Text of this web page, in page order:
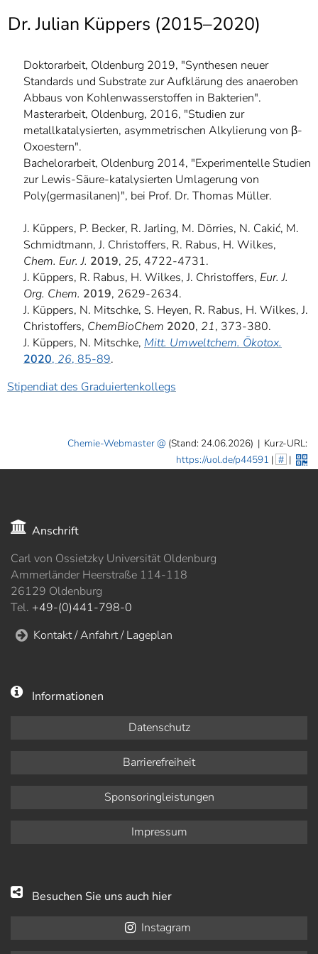
Informationen zur
Barrierefreiheit
Dr. Julian Küppers (2015–2020)
Doktorarbeit, Oldenburg 2019, "Synthesen neuer
Standards und Substrate zur Aufklärung des anaeroben
Abbaus von Kohlenwasserstoffen in Bakterien".
Masterarbeit, Oldenburg, 2016, "Studien zur
metallkatalysierten, asymmetrischen Alkylierung von β-
Oxoestern".
Bachelorarbeit, Oldenburg 2014, "Experimentelle Studien
zur Lewis-Säure-katalysierten Umlagerung von
Poly(germasilanen)", bei Prof. Dr. Thomas Müller.
J. Küppers, P. Becker, R. Jarling, M. Dörries, N. Cakić, M.
Schmidtmann, J. Christoffers, R. Rabus, H. Wilkes,
Chem. Eur. J. 2019, 25, 4722-4731.
J. Küppers, R. Rabus, H. Wilkes, J. Christoffers, Eur. J.
Org. Chem. 2019, 2629-2634.
J. Küppers, N. Mitschke, S. Heyen, R. Rabus, H. Wilkes, J.
Christoffers, ChemBioChem 2020, 21, 373-380.
J. Küppers, N. Mitschke, Mitt. Umweltchem. Ökotox.
2020, 26, 85-89.
Stipendiat des Graduiertenkollegs
Chemie-Webmaster (Stand: 24.06.2026) | Kurz-URL:
https://uol.de/p44591 | # |
Anschrift
Carl von Ossietzky Universität Oldenburg
Ammerländer Heerstraße 114-118
26129 Oldenburg
Tel. +49-(0)441-798-0
Kontakt / Anfahrt / Lageplan
Informationen
Datenschutz
Barrierefreiheit
Sponsoringleistungen
Impressum
Besuchen Sie uns auch hier
Instagram